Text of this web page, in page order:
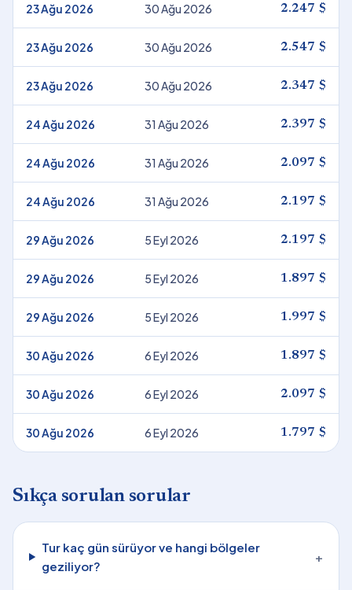
23 Ağu 2026 30 Ağu 2026 2.247 $
23 Ağu 2026 30 Ağu 2026 2.547 $
23 Ağu 2026 30 Ağu 2026 2.347 $
24 Ağu 2026 31 Ağu 2026 2.397 $
24 Ağu 2026 31 Ağu 2026 2.097 $
24 Ağu 2026 31 Ağu 2026 2.197 $
29 Ağu 2026 5 Eyl 2026 2.197 $
29 Ağu 2026 5 Eyl 2026 1.897 $
29 Ağu 2026 5 Eyl 2026 1.997 $
30 Ağu 2026 6 Eyl 2026 1.897 $
30 Ağu 2026 6 Eyl 2026 2.097 $
30 Ağu 2026 6 Eyl 2026 1.797 $
Sıkça sorulan sorular
Tur kaç gün sürüyor ve hangi bölgeler
geziliyor?
+